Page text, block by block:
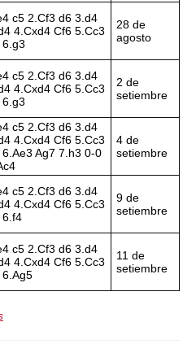
c5 2.Cf3 d6 3.d4
4.Cxd4 Cf6 5.Cc3
28 de
agosto
c5 2.Cf3 d6 3.d4
4.Cxd4 Cf6 5.Cc3
2 de
setiembre
c5 2.Cf3 d6 3.d4
4.Cxd4 Cf6 5.Cc3
6.Ae3 Ag7 7.h3 0-0
4 de
setiembre
c5 2.Cf3 d6 3.d4
4.Cxd4 Cf6 5.Cc3
6.f4
9 de
setiembre
c5 2.Cf3 d6 3.d4
4.Cxd4 Cf6 5.Cc3
6.Ag5
11 de
setiembre